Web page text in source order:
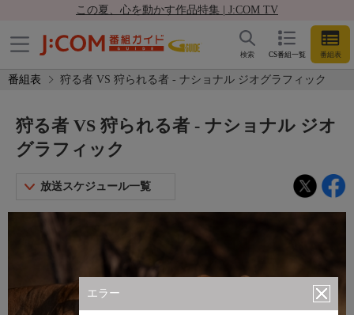
この夏、心を動かす作品特集 | J:COM TV
CS番組一覧 番組表
検索
番組表 狩る者 VS 狩られる者 - ナショナル ジオグラフィック
エラー
狩る者 VS 狩られる者 - ナショナル ジオ
グラフィック
放送スケジュール一覧